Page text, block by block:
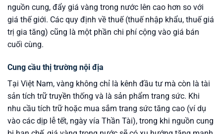
nguồn cung, đẩy giá vàng trong nước lên cao hơn so với
giá thế giới. Các quy định về thuế (thuế nhập khẩu, thuế giá
trị gia tăng) cũng là một phần chi phí cộng vào giá bán
cuối cùng.
Cung cầu thị trường nội địa
Tại Việt Nam, vàng không chỉ là kênh đầu tư mà còn là tài
sản tích trữ truyền thống và là sản phẩm trang sức. Khi
nhu cầu tích trữ hoặc mua sắm trang sức tăng cao (ví dụ
vào các dịp lễ tết, ngày vía Thần Tài), trong khi nguồn cung